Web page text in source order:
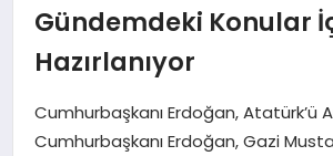
DÜNYA
EĞITIM
Gündemdeki Konular
Hazırlanıyor
Cumhurbaşkanı Erdoğan, Atatürk’ü
Cumhurbaşkanı Erdoğan, Gazi